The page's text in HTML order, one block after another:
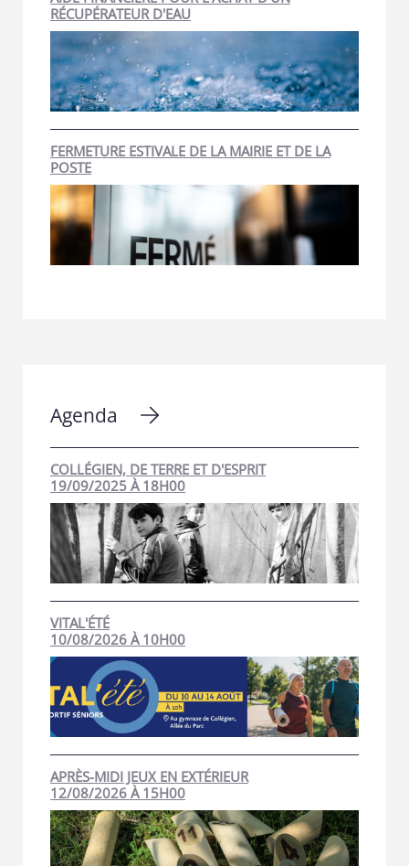
RÉCUPÉRATEUR D'EAU
FERMETURE ESTIVALE DE LA MAIRIE ET DE LA
POSTE
Agenda
COLLÉGIEN, DE TERRE ET D'ESPRIT
19/09/2025 À 18H00
VITAL'ÉTÉ
10/08/2026 À 10H00
APRÈS-MIDI JEUX EN EXTÉRIEUR
12/08/2026 À 15H00